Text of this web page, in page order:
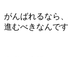
がんばれるなら
進むべきなんです